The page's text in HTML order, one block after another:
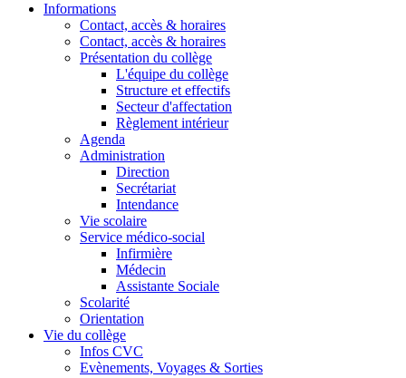
Informations
Contact, accès & horaires
Contact, accès & horaires
Présentation du collège
L'équipe du collège
Structure et effectifs
Secteur d'affectation
Règlement intérieur
Agenda
Administration
Direction
Secrétariat
Intendance
Vie scolaire
Service médico-social
Infirmière
Médecin
Assistante Sociale
Scolarité
Orientation
Vie du collège
Infos CVC
Evènements, Voyages & Sorties